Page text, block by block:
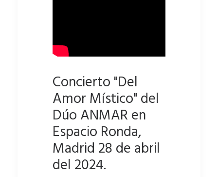
Concierto "Del
Amor Místico" del
Dúo ANMAR en
Espacio Ronda,
Madrid 28 de abril
del 2024.